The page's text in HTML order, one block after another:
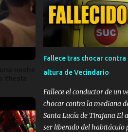
miércoles, 5 de agosto, tras
fuerte deflagración en un
combustible en las
dentro del Polígono
en el municipio de Telde. El
las 12:00 horas en la zona
situados tras el
Las primeras llamadas de
en el Centro Coordinador
Seguridad (CECOES) 1-1-2
Fallece tras chocar contra
altura de Vecindario
Fallece el conductor de un
chocar contra la mediana
Santa Lucía de Tirajana El
ser liberado del habitáculo